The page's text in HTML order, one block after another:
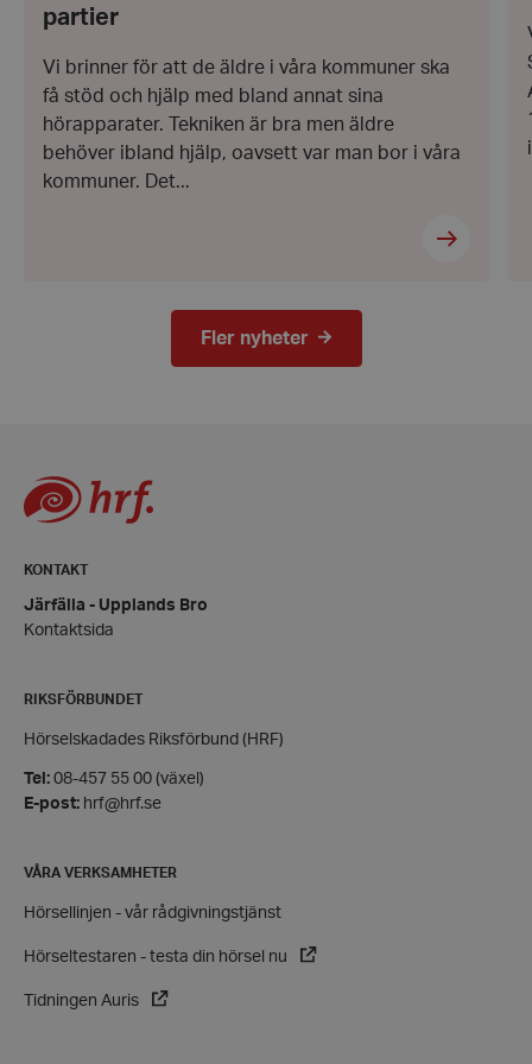
partier
Vi brinner för att de äldre i våra kommuner ska
få stöd och hjälp med bland annat sina
hörapparater. Tekniken är bra men äldre
behöver ibland hjälp, oavsett var man bor i våra
kommuner. Det...
Fler nyheter
KONTAKT
Järfälla - Upplands Bro
Kontaktsida
RIKSFÖRBUNDET
Hörselskadades Riksförbund (HRF)
Tel: 08-457 55 00 (växel)
E-post: hrf@hrf.se
VÅRA VERKSAMHETER
Hörsellinjen - vår rådgivningstjänst
Hörseltestaren - testa din hörsel nu
Tidningen Auris
hrf-popup-closed-*
VISITOR_PRIVACY_METADATA